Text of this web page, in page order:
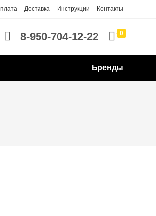
Доставка Инструкции Контакты
8-950-704-12-22 0
Бренды